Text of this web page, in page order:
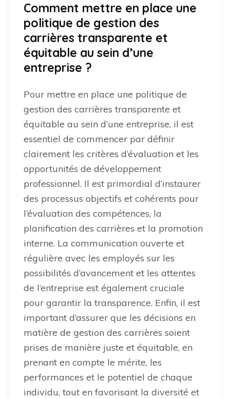
Comment mettre en place une
politique de gestion des
carrières transparente et
équitable au sein d’une
entreprise ?
Pour mettre en place une politique de
gestion des carrières transparente et
équitable au sein d’une entreprise, il est
essentiel de commencer par définir
clairement les critères d’évaluation et les
opportunités de développement
professionnel. Il est primordial d’instaurer
des processus objectifs et cohérents pour
l’évaluation des compétences, la
planification des carrières et la promotion
interne. La communication ouverte et
régulière avec les employés sur les
possibilités d’avancement et les attentes
de l’entreprise est également cruciale
pour garantir la transparence. Enfin, il est
important d’assurer que les décisions en
matière de gestion des carrières soient
prises de manière juste et équitable, en
prenant en compte le mérite, les
performances et le potentiel de chaque
individu, tout en favorisant la diversité et